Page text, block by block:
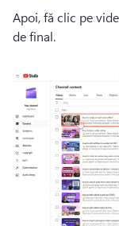
Apoi, fă clic pe
de final.